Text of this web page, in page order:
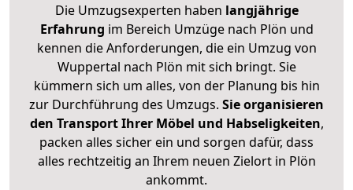
Die Umzugsexperten haben langjährige
Erfahrung im Bereich Umzüge nach Plön und
kennen die Anforderungen, die ein Umzug von
Wuppertal nach Plön mit sich bringt. Sie
kümmern sich um alles, von der Planung bis hin
zur Durchführung des Umzugs. Sie organisieren
den Transport Ihrer Möbel und Habseligkeiten,
packen alles sicher ein und sorgen dafür, dass
alles rechtzeitig an Ihrem neuen Zielort in Plön
ankommt.